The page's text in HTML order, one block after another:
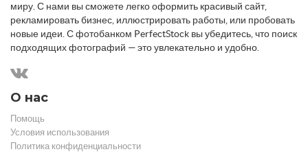
миру. С нами вы сможете легко оформить красивый сайт,
рекламировать бизнес, иллюстрировать работы, или пробовать
новые идеи. С фотобанком PerfectStock вы убедитесь, что поиск
подходящих фотографий — это увлекательно и удобно.
О нас
Помощь
Условия использования
Политика конфиденциальности